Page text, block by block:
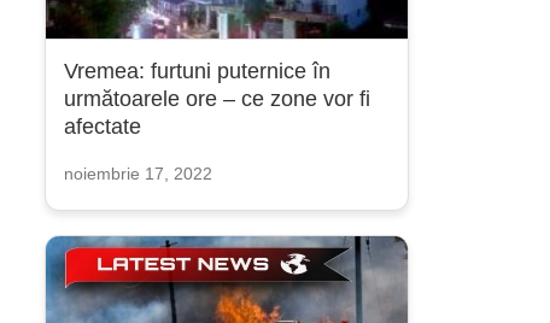
Vremea: furtuni puternice în
următoarele ore – ce zone vor fi
afectate
noiembrie 17, 2022